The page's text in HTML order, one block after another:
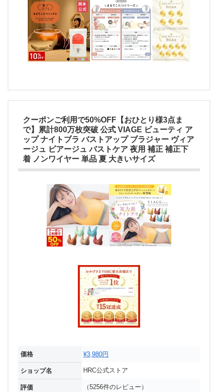
クーポンご利用で50%OFF【おひとり様3点ま
で】累計800万枚突破 公式 VIAGE ビューティ ア
ップ ナイトブラ バストアップ ブラジャー ヴィア
ージュ ビアージュ バストケア 夜用 補正 補正下
着 ノンワイヤー 単品 夏 大きいサイズ
価格 ¥3,980円
ショップ名 HRC公式ストア
評価 （5256件のレビュー）